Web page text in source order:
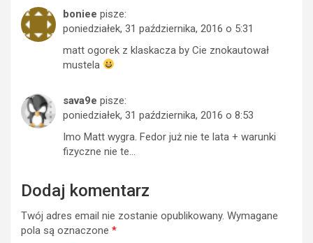
boniee pisze:
poniedziałek, 31 października, 2016 o 5:31
matt ogorek z klaskacza by Cie znokautował
mustela
sava9e pisze:
poniedziałek, 31 października, 2016 o 8:53
Imo Matt wygra. Fedor już nie te lata + warunki
fizyczne nie te…
Dodaj komentarz
Twój adres email nie zostanie opublikowany. Wymagane
pola są oznaczone *